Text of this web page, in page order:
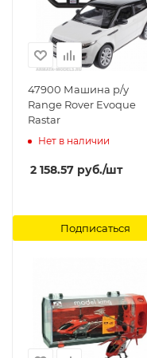
47900 Машина р/у
Range Rover Evoque
Rastar
Нет в наличии
2 158.57 руб./шт
Подписаться